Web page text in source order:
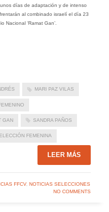
días de adaptación y de intenso
al combinado israelí el día 23
Nacional ‘Ramat Gan’.
MARI PAZ VILAS
GAN SANDRA PAÑOS
FEMENINA
LEER MÁS
FFCV, NOTICIAS SELECCIONES
NO COMMENTS